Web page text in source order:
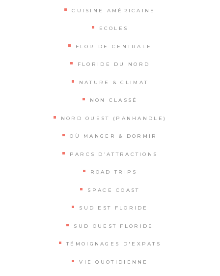
CUISINE AMÉRICAINE
ECOLES
FLORIDE CENTRALE
FLORIDE DU NORD
NATURE & CLIMAT
NON CLASSÉ
NORD OUEST (PANHANDLE)
OÙ MANGER & DORMIR
PARCS D’ATTRACTIONS
ROAD TRIPS
SPACE COAST
SUD EST FLORIDE
SUD OUEST FLORIDE
TÉMOIGNAGES D'EXPATS
VIE QUOTIDIENNE